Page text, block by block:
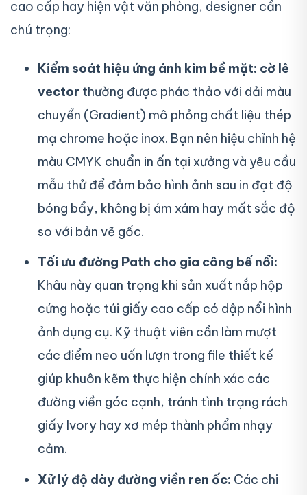
cao cấp hay hiện vật văn phòng, designer cần
chú trọng:
Kiểm soát hiệu ứng ánh kim bề mặt: cờ lê
vector thường được phác thảo với dải màu
chuyển (Gradient) mô phỏng chất liệu thép
mạ chrome hoặc inox. Bạn nên hiệu chỉnh hệ
màu CMYK chuẩn in ấn tại xưởng và yêu cầu
mẫu thử để đảm bảo hình ảnh sau in đạt độ
bóng bẩy, không bị ám xám hay mất sắc độ
so với bản vẽ gốc.
Tối ưu đường Path cho gia công bế nổi:
Khâu này quan trọng khi sản xuất nắp hộp
cứng hoặc túi giấy cao cấp có dập nổi hình
ảnh dụng cụ. Kỹ thuật viên cần làm mượt
các điểm neo uốn lượn trong file thiết kế
giúp khuôn kẽm thực hiện chính xác các
đường viền góc cạnh, tránh tình trạng rách
giấy Ivory hay xơ mép thành phẩm nhạy
cảm.
Xử lý độ dày đường viền ren ốc: Các chi